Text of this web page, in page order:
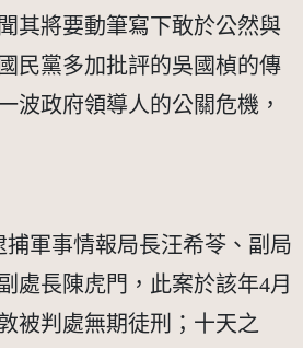
其將要動筆寫下敢於公然與
民黨多加批評的吳國楨的傳
波政府領導人的公關危機，
捕軍事情報局長汪希苓、副局
處長陳虎門，此案於該年4月
被判處無期徒刑；十天之